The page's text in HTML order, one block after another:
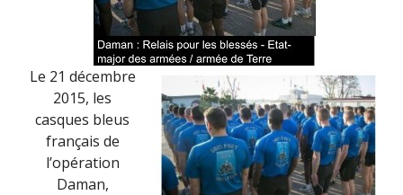
Le 21 décembre
2015, les
casques bleus
français de
l’opération
Daman,